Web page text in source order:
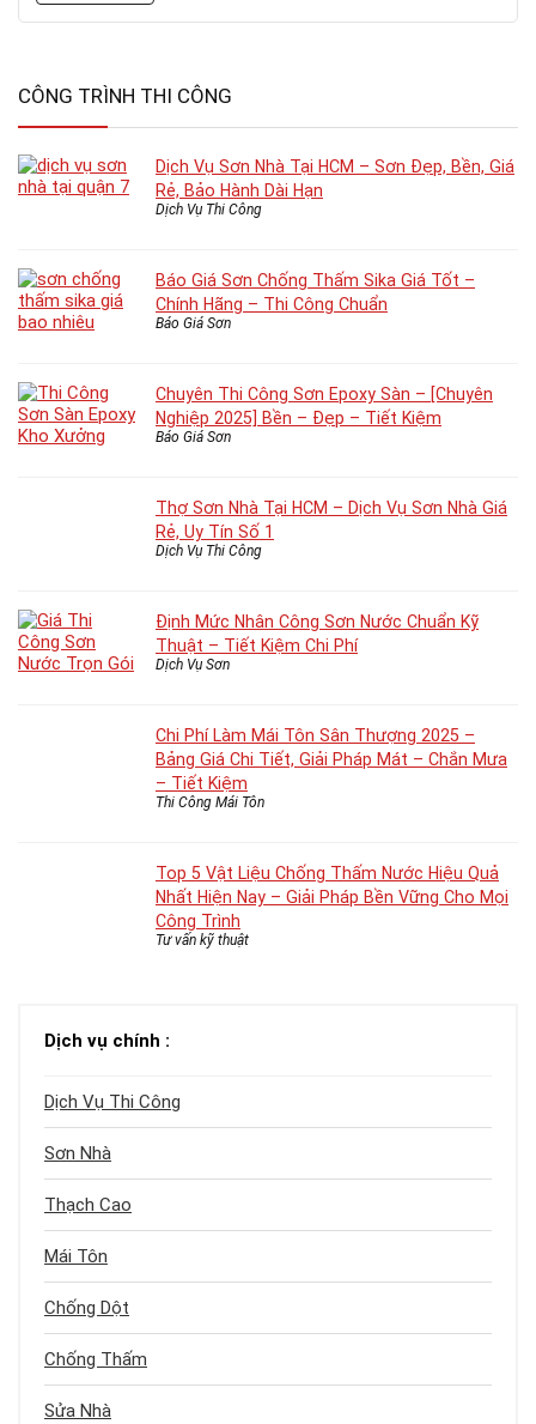
CÔNG TRÌNH THI CÔNG
Dịch Vụ Sơn Nhà Tại HCM – Sơn Đẹp, Bền, Giá
Rẻ, Bảo Hành Dài Hạn
Dịch Vụ Thi Công
Báo Giá Sơn Chống Thấm Sika Giá Tốt –
Chính Hãng – Thi Công Chuẩn
Báo Giá Sơn
Chuyên Thi Công Sơn Epoxy Sàn – [Chuyên
Nghiệp 2025] Bền – Đẹp – Tiết Kiệm
Báo Giá Sơn
Thợ Sơn Nhà Tại HCM – Dịch Vụ Sơn Nhà Giá
Rẻ, Uy Tín Số 1
Dịch Vụ Thi Công
Định Mức Nhân Công Sơn Nước Chuẩn Kỹ
Thuật – Tiết Kiệm Chi Phí
Dịch Vụ Sơn
Chi Phí Làm Mái Tôn Sân Thượng 2025 –
Bảng Giá Chi Tiết, Giải Pháp Mát – Chắn Mưa
– Tiết Kiệm
Thi Công Mái Tôn
Top 5 Vật Liệu Chống Thấm Nước Hiệu Quả
Nhất Hiện Nay – Giải Pháp Bền Vững Cho Mọi
Công Trình
Tư vấn kỹ thuật
Dịch vụ chính :
Dịch Vụ Thi Công
Sơn Nhà
Thạch Cao
Mái Tôn
Chống Dột
Chống Thấm
Sửa Nhà